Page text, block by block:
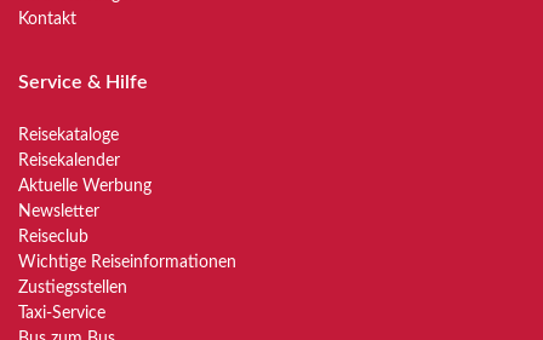
Kontakt
Service & Hilfe
Reisekataloge
Reisekalender
Aktuelle Werbung
Newsletter
Reiseclub
Wichtige Reiseinformationen
Zustiegsstellen
Taxi-Service